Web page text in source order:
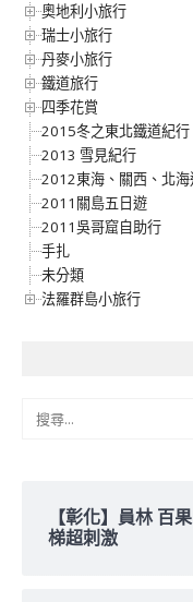
奧地利小旅行
瑞士小旅行
丹麥小旅行
鐵道旅行
四季花賞
2015冬之東北鐵道紀行
2013 雪見紀行
2012東海、關西、北海
2011關島五日遊
2011吳哥窟自助行
手扎
未分類
法羅群島小旅行
【彰化】員林 百
梯超刺激